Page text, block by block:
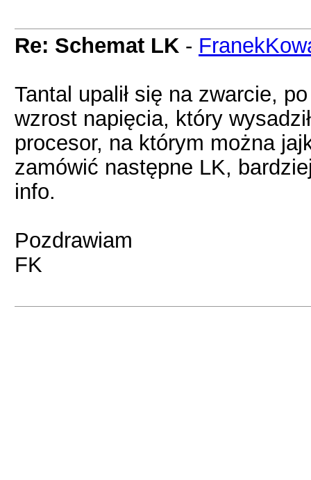
Re: Schemat LK -
Tantal upalił się na zwarcie,
wzrost napięcia, który
procesor, na którym można
zamówić następne LK,
info.
Pozdrawiam
FK